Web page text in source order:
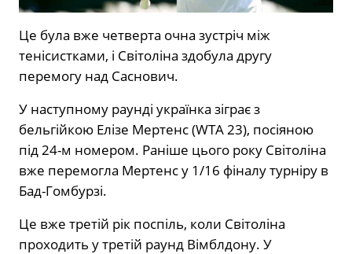
Це була вже четверта очна зустріч між
тенісистками, і Світоліна здобула другу
перемогу над Саснович.
У наступному раунді українка зіграє з
бельгійкою Елізе Мертенс (WTA 23), посіяною
під 24-м номером. Раніше цього року Світоліна
вже перемогла Мертенс у 1/16 фіналу турніру в
Бад-Гомбурзі.
Це вже третій рік поспіль, коли Світоліна
проходить у третій раунд Вімблдону. У